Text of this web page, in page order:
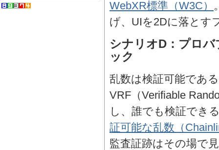
WebXR標準（W3C）
げ、UIを2Dに落とす
シナリオD：プロ
ック
乱数は検証可能であ
VRF（Verifiable
し、誰でも検証でき
証可能な乱数（
監査証跡はその場で